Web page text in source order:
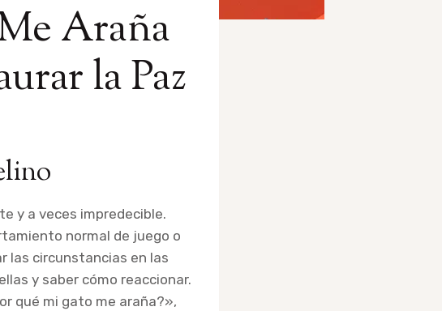
Araña
la Paz
y a veces impredecible.
normal de juego o
las circunstancias en las
y saber cómo reaccionar.
qué mi gato me araña?»,